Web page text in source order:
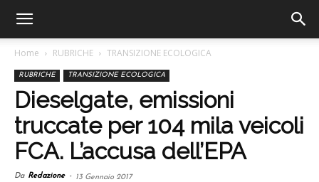
Home RUBRICHE TRANSIZIONE ECOLOGICA
RUBRICHE TRANSIZIONE ECOLOGICA
Dieselgate, emissioni
truccate per 104 mila veicoli
FCA. L’accusa dell’EPA
Da Redazione - 13 Gennaio 2017